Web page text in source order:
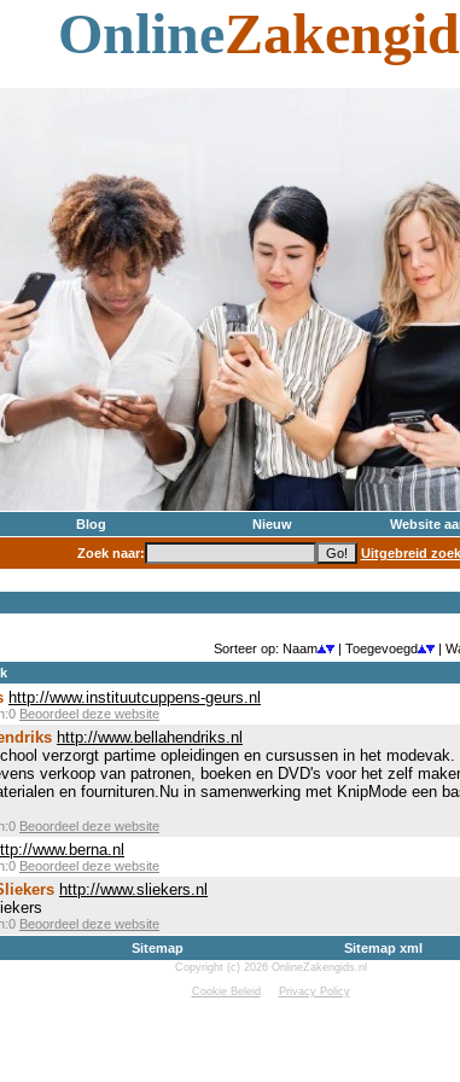
Online
Blog Nieuw Website
Zoek naar:
Uitgebreid
Sorteer op: Naam | Toegevoegd
|
http://www.instituutcuppens-geurs.nl
Beoordeel deze website
http://www.bellahendriks.nl
verzorgt partime opleidingen en cursussen in het modevak.
verkoop van patronen, boeken en DVD's voor het zelf
en fournituren.Nu in samenwerking met KnipMode een
Beoordeel deze website
www.berna.nl
Beoordeel deze website
http://www.sliekers.nl
Beoordeel deze website
Sitemap Sitemap xml
Copyright (c) 2026 OnlineZakengids.nl
Cookie Beleid
Privacy Policy